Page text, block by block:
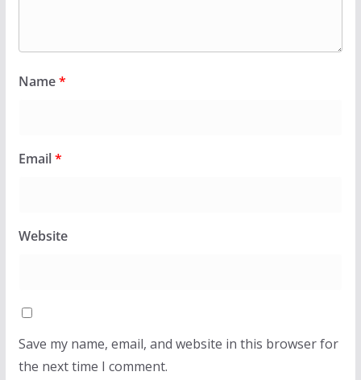
Name*
Email*
Website
Save my name, email, and website in this browser for
the next time I comment.